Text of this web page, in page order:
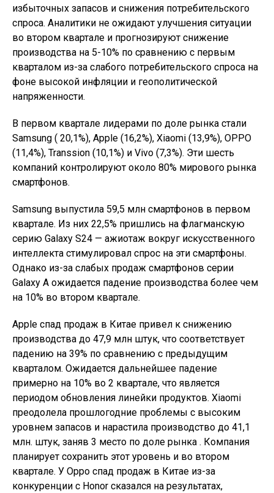
избыточных запасов и снижения потребительского
спроса. Аналитики не ожидают улучшения ситуации
во втором квартале и прогнозируют снижение
производства на 5-10% по сравнению с первым
кварталом из-за слабого потребительского спроса на
фоне высокой инфляции и геополитической
напряженности.
В первом квартале лидерами по доле рынка стали
Samsung ( 20,1%), Apple (16,2%), Xiaomi (13,9%), OPPO
(11,4%), Transsion (10,1%) и Vivo (7,3%). Эти шесть
компаний контролируют около 80% мирового рынка
смартфонов.
Samsung выпустила 59,5 млн смартфонов в первом
квартале. Из них 22,5% пришлись на флагманскую
серию Galaxy S24 — ажиотаж вокруг искусственного
интеллекта стимулировал спрос на эти смартфоны.
Однако из-за слабых продаж смартфонов серии
Galaxy А ожидается падение производства более чем
на 10% во втором квартале.
Apple спад продаж в Китае привел к снижению
производства до 47,9 млн штук, что соответствует
падению на 39% по сравнению с предыдущим
кварталом. Ожидается дальнейшее падение
примерно на 10% во 2 квартале, что является
периодом обновления линейки продуктов. Xiaomi
преодолела прошлогодние проблемы с высоким
уровнем запасов и нарастила производство до 41,1
млн. штук, заняв 3 место по доле рынка . Компания
планирует сохранить этот уровень и во втором
квартале. У Oppo спад продаж в Китае из-за
конкуренции с Honor сказался на результатах,